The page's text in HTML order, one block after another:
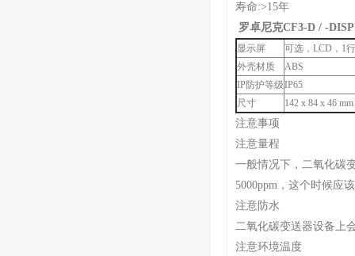
寿命:>15年
罗卓尼克CF3-D / -
显示屏
可选，LCD，1行
外壳材质
ABS
IP防护等级IP65
尺寸
142 x 84 x 46
注意事项
注意量程
一般情况下，二氧化碳
5000ppm，这个时候应
注意防水
二氧化碳变送器设备上
注意环境温度